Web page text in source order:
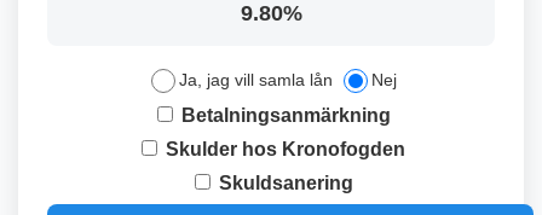
9.80%
Ja, jag vill samla lån Nej
Betalningsanmärkning
Skulder hos Kronofogden
Skuldsanering